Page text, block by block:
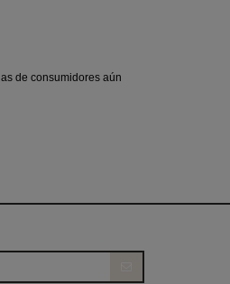
de consumidores aún